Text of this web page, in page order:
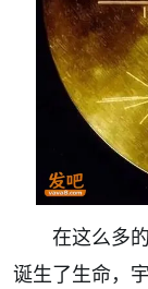
在这么多
诞生了生命，